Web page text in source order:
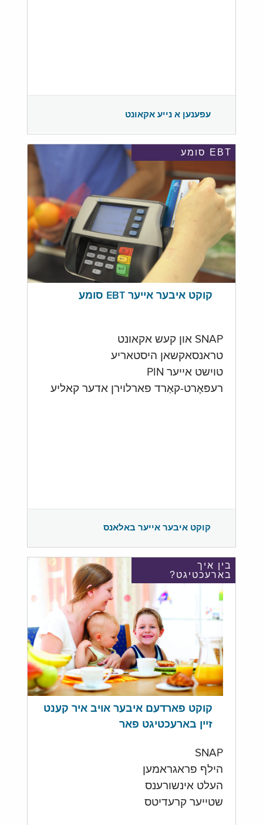
עפענען א נייע אקאונט
EBT סומע
קוקט איבער אייער EBT סומע
SNAP און קעש אקאונט
טראנסאקשאן היסטאריע
טוישט אייער PIN
רעפּאָרט-קאַרד פארלוירן אדער קאליע
קוקט איבער אייער באלאנס
בין איך
בארעכטיגט?
קוקט פארדעם איבער אויב איר קענט
זיין בארעכטיגט פאר
SNAP
הילף פראגראמען
העלט אינשורענס
שטייער קרעדיטס